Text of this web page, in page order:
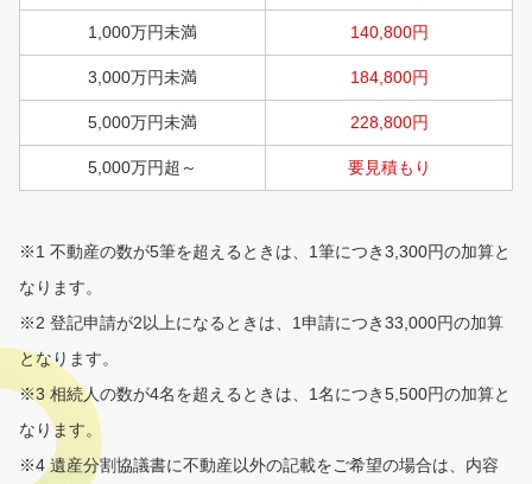
1,000万円未満 140,800円
3,000万円未満 184,800円
5,000万円未満 228,800円
5,000万円超～ 要見積もり
※1 不動産の数が5筆を超えるときは、1筆につき3,300円の加算と
なります。
※2 登記申請が2以上になるときは、1申請につき33,000円の加算
となります。
※3 相続人の数が4名を超えるときは、1名につき5,500円の加算と
なります。
※4 遺産分割協議書に不動産以外の記載をご希望の場合は、内容